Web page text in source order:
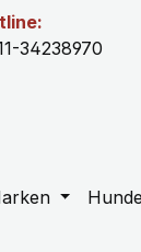
34238970